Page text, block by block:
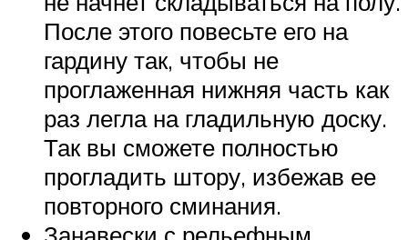
После этого повесьте его на
гардину так, чтобы не
проглаженная нижняя часть как
раз легла на гладильную доску.
Так вы сможете полностью
прогладить штору, избежав ее
повторного сминания.